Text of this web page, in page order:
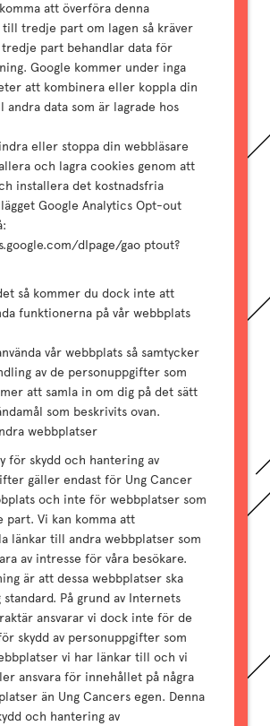
att överföra denna
tredje part om lagen så kräver
part behandlar data för
Google kommer under inga
att kombinera eller koppla din
andra data som är lagrade hos
eller stoppa din webbläsare
och lagra cookies genom att
installera det kostnadsfria
Google Analytics Opt-out
dIpage/gao ptout?
så kommer du dock inte att
funktionerna på vår webbplats
vår webbplats så samtycker
av de personuppgifter som
att samla in om dig på det sätt
som beskrivits ovan.
webbplatser
för skydd och hantering av
gäller endast för Ung Cancer
och inte för webbplatser som
part. Vi kan komma att
länkar till andra webbplatser som
av intresse för våra besökare.
är att dessa webbplatser ska
standard. På grund av Internets
ansvarar vi dock inte för de
skydd av personuppgifter som
vi har länkar till och vi
ansvara för innehållet på några
än Ung Cancers egen. Denna
och hantering av